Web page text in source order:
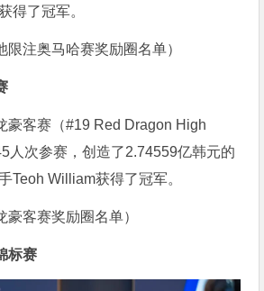
得了冠军。
限注奥马哈赛奖励圈名单）
豪客赛（#19 Red Dragon High
人次参赛，创造了2.74559亿韩元的
Teoh William获得了冠军。
豪客赛奖励圈名单）
标赛